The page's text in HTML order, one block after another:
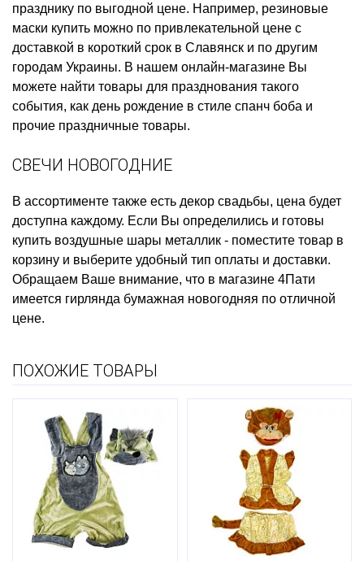
празднику по выгодной цене. Например, резиновые
маски купить можно по привлекательной цене с
доставкой в короткий срок в Славянск и по другим
городам Украины. В нашем онлайн-магазине Вы
можете найти товары для празднования такого
события, как день рождение в стиле спанч боба и
прочие праздничные товары.
СВЕЧИ НОВОГОДНИЕ
В ассортименте также есть декор свадьбы, цена будет
доступна каждому. Если Вы определились и готовы
купить воздушные шары металлик - поместите товар в
корзину и выберите удобный тип оплаты и доставки.
Обращаем Ваше внимание, что в магазине 4Пати
имеется гирлянда бумажная новогодняя по отличной
цене.
ПОХОЖИЕ ТОВАРЫ